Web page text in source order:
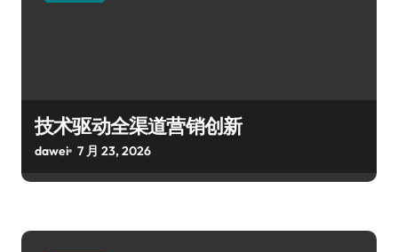
技术驱动全渠道营销创新
dawei 7 月 23, 2026